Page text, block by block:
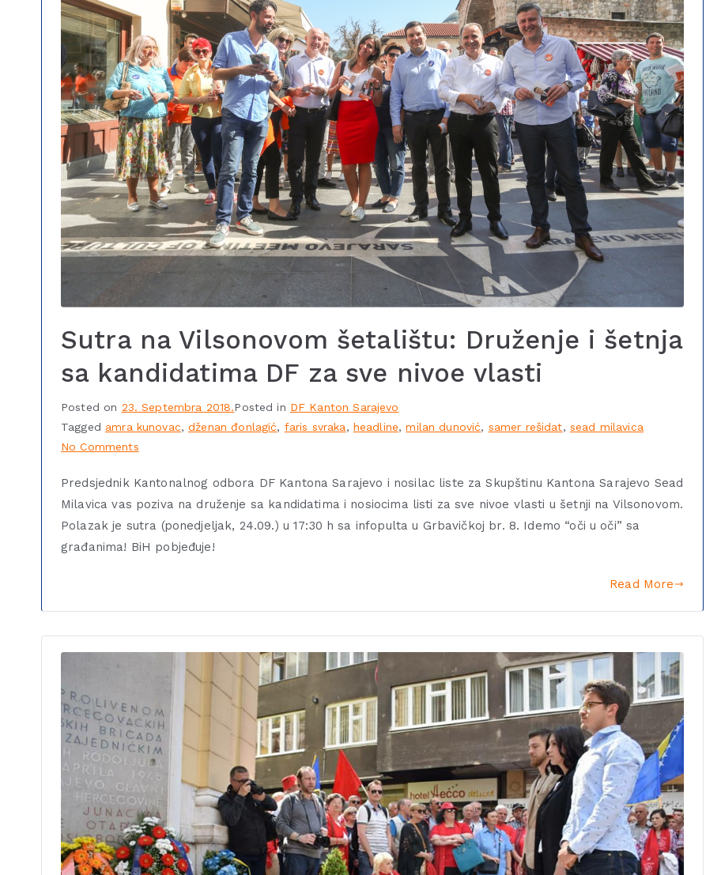
Sutra na Vilsonovom šetalištu: Druženje i šetnja
sa kandidatima DF za sve nivoe vlasti
Posted on 23. Septembra 2018.Posted in DF Kanton Sarajevo
Tagged amra kunovac,dženan đonlagić, faris svraka, headline,milan dunović, samer rešidat, sead milavica
No Comments
Predsjednik Kantonalnog odbora DF Kantona Sarajevo i nosilac liste za Skupštinu Kantona Sarajevo Sead
Milavica vas poziva na druženje sa kandidatima i nosiocima listi za sve nivoe vlasti u šetnji na Vilsonovom.
Polazak je sutra (ponedjeljak, 24.09.) u 17:30 h sa infopulta u Grbavičkoj br. 8. Idemo “oči u oči” sa
građanima! BiH pobjeđuje!
Read More